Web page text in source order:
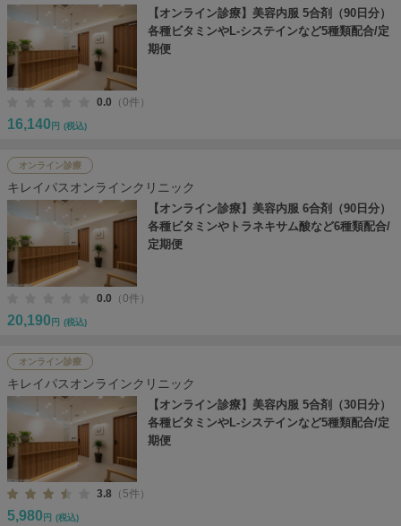
【オンライン診療】美容内服 5合剤（90日分）
各種ビタミンやL-システインなど5種類配合/定
期便
0.0 （0件）
16,140 円 (税込)
オンライン診療
キレイパスオンラインクリニック
【オンライン診療】美容内服 6合剤（90日分）
各種ビタミンやトラネキサム酸など6種類配合/
定期便
0.0 （0件）
20,190 円 (税込)
オンライン診療
キレイパスオンラインクリニック
【オンライン診療】美容内服 5合剤（30日分）
各種ビタミンやL-システインなど5種類配合/定
期便
3.8 （5件）
5,980 円 (税込)